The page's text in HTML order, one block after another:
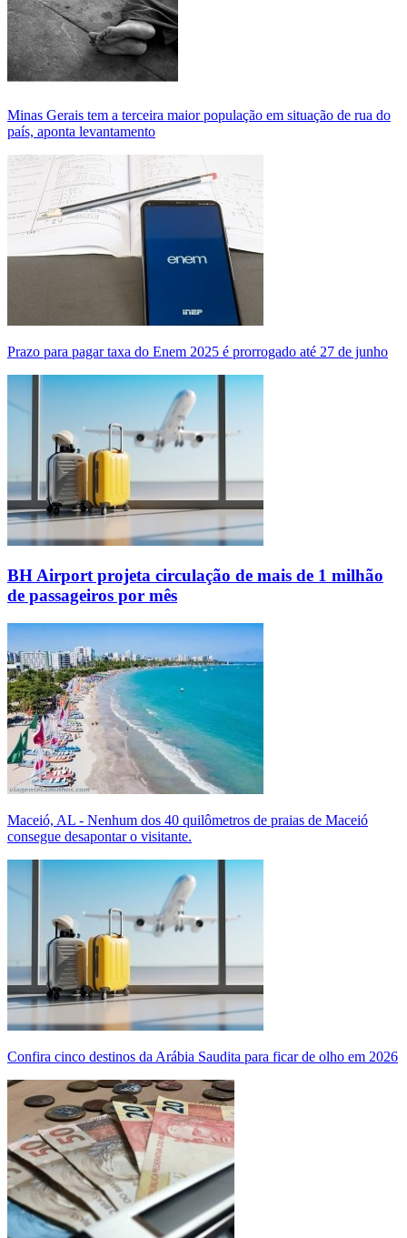
Minas Gerais tem a terceira maior população em situação de rua do
país, aponta levantamento
Prazo para pagar taxa do Enem 2025 é prorrogado até 27 de junho
BH Airport projeta circulação de mais de 1 milhão
de passageiros por mês
Maceió, AL - Nenhum dos 40 quilômetros de praias de Maceió
consegue desapontar o visitante.
Confira cinco destinos da Arábia Saudita para ficar de olho em 2026